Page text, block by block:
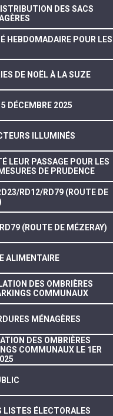
DES SACS
HEBDOMADAIRE POUR LES
DE NOËL À LA SUZE
DÉCEMBRE 2025
ILLUMINÉS
LEUR PASSAGE POUR LES
DE PRUDENCE
RD12/RD79 (ROUTE DE
(ROUTE DE MÉZERAY)
ALIMENTAIRE
DES OMBRIÈRES
COMMUNAUX
MÉNAGÈRES
DES OMBRIÈRES
COMMUNAUX LE 1ER
ÉLECTORALES